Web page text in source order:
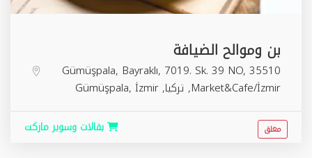
بن وموالح الضيافة
Gümüşpala, Bayraklı, 7019. Sk. 39 NO, 35510
Market&Cafe/İzmir, تركيا,
Gümüşpala, İzmir
بقالات وسوبر ماركت مغلق